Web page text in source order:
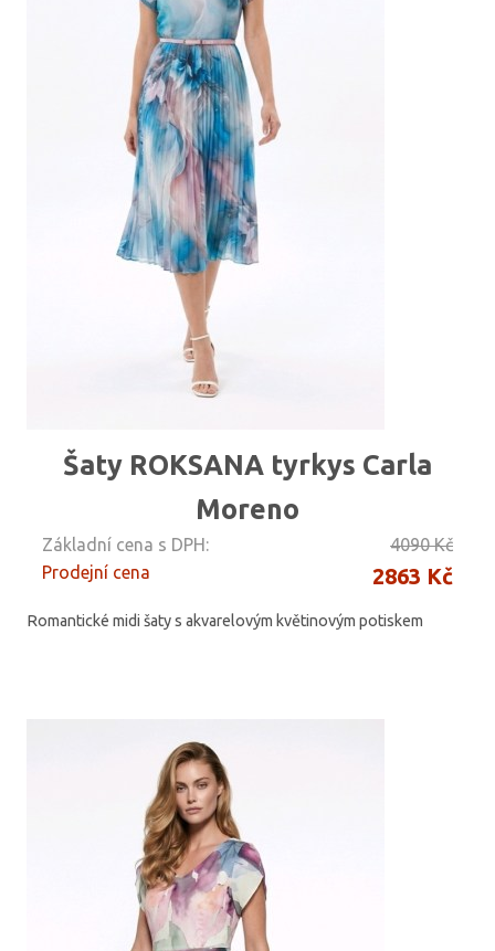
Šaty ROKSANA tyrkys Carla
Moreno
Základní cena s DPH:
4090 Kč
Prodejní cena
2863 Kč
Romantické midi šaty s akvarelovým květinovým potiskem